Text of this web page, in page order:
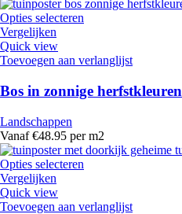
Opties selecteren
Vergelijken
Quick view
Toevoegen aan verlanglijst
Bos in zonnige herfstkleuren
Landschappen
Vanaf €48.95 per m2
Opties selecteren
Vergelijken
Quick view
Toevoegen aan verlanglijst